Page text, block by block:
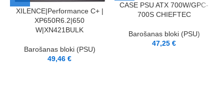
XILENCE|Performance C+ |
XP650R6.2|650
W|XN421BULK
Barošanas bloki (PSU)
49,46€
CASE PSU ATX 700W/GPC-
700S CHIEFTEC
Barošanas bloki (PSU)
47,25€